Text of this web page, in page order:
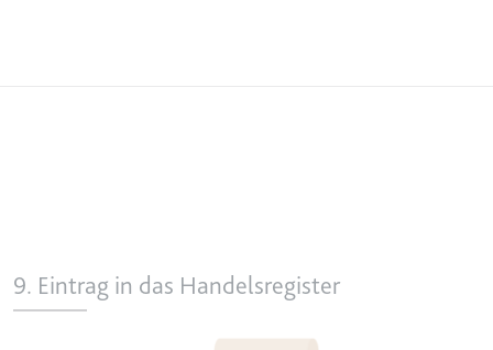
9. Eintrag in das Handelsregister